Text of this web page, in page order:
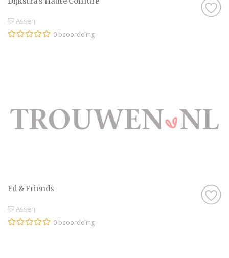
Assen
0 beoordeling
Ed & Friends
Assen
0 beoordeling